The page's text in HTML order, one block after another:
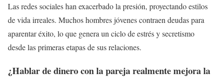
Las redes sociales han exacerbado la presión, proyectando estilos
de vida irreales. Muchos hombres jóvenes contraen deudas para
aparentar éxito, lo que genera un ciclo de estrés y secretismo
desde las primeras etapas de sus relaciones.
¿Hablar de dinero con la pareja realmente mejora la